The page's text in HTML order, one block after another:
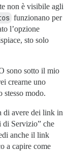
non è visibile agli
funzionano per
l’opzione
sto solo
sono sotto il mio
crearne uno
stesso modo.
di avere dei link in
di Servizio” che
anche il link
a capire come